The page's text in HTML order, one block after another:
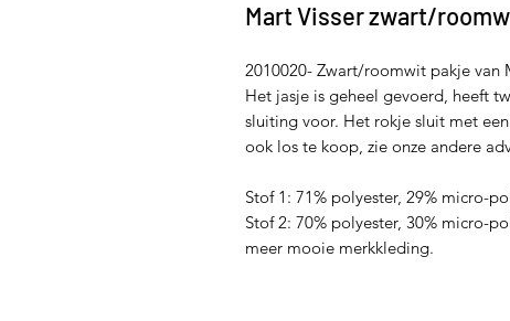
Mart Visser zwart/
2010020- Zwart/roomwit pakje van
Het jasje is geheel gevoerd, heeft
sluiting voor. Het rokje sluit met
ook los te koop, zie onze andere
Stof 1: 71% polyester, 29% micro-
Stof 2: 70% polyester, 30% micro-
meer mooie merkkleding.